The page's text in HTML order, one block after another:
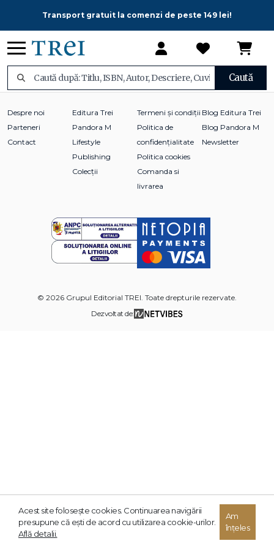
Transport gratuit la comenzi de peste 149 lei!
Caută
Despre noi
Parteneri
Contact
Editura Trei
Pandora M
Lifestyle
Publishing
Colecții
Termeni și condiții
Politica de
confidențialitate
Politica cookies
Comanda si
livrarea
Blog Editura Trei
Blog Pandora M
Newsletter
© 2026 Grupul Editorial TREI. Toate drepturile rezervate.
Dezvoltat de:
Acest site foloseşte cookies. Continuarea navigării
presupune că eşti de acord cu utilizarea cookie-urilor.
Află detalii.
Am
înțeles